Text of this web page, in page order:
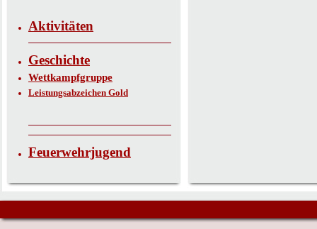
Aktivitäten
Geschichte
Wettkampfgruppe
Leistungsabzeichen Gold
Feuerwehrjugend